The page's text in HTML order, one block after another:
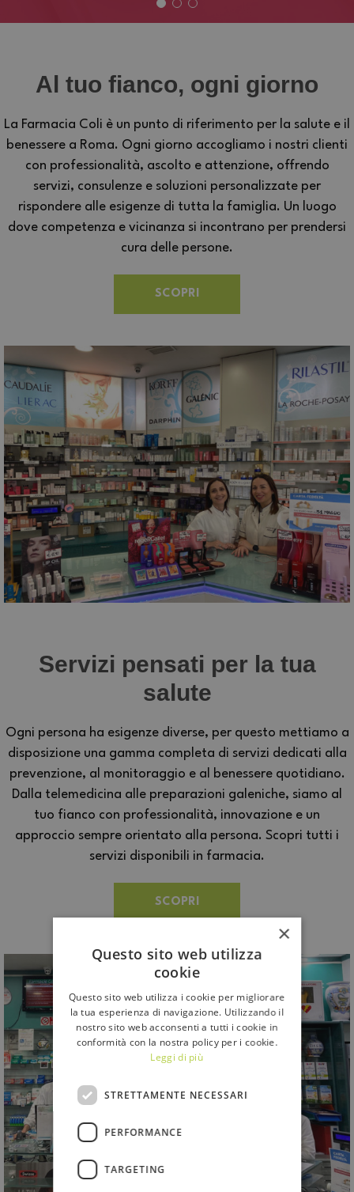
Al tuo fianco, ogni giorno
La Farmacia Coli è un punto di riferimento per la salute e il
benessere a Roma. Ogni giorno accogliamo i nostri clienti
con professionalità, ascolto e attenzione, offrendo
servizi, consulenze e soluzioni personalizzate per
rispondere alle esigenze di tutta la famiglia. Un luogo
dove competenza e vicinanza si incontrano per prendersi
cura delle persone.
SCOPRI
Servizi pensati per la tua
salute
Ogni persona ha esigenze diverse, per questo mettiamo a
disposizione una gamma completa di servizi dedicati alla
prevenzione, al monitoraggio e al benessere quotidiano.
Dalla telemedicina alle preparazioni galeniche, siamo al
tuo fianco con professionalità, innovazione e un
approccio sempre orientato alla persona. Scopri tutti i
servizi disponibili in farmacia.
SCOPRI
×
Questo sito web utilizza
cookie
Questo sito web utilizza i cookie per migliorare
la tua esperienza di navigazione. Utilizzando il
nostro sito web acconsenti a tutti i cookie in
conformità con la nostra policy per i cookie.
Leggi di più
STRETTAMENTE NECESSARI
PERFORMANCE
TARGETING